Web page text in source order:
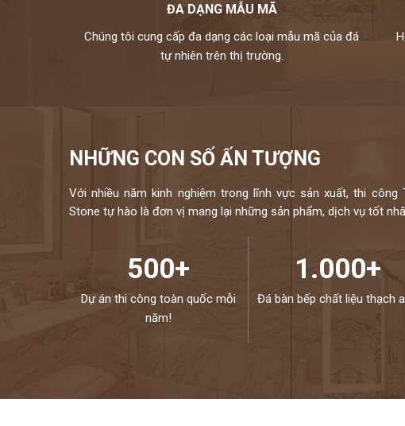
ĐA DẠNG MẪU MÃ
Chúng tôi cung cấp đa dạng các loại mẫu mã của đá
tự nhiên trên thị trường.
NHỮNG CON SỐ ẤN TƯỢNG
Với nhiều năm kinh nghiệm trong lĩnh vực sản xuất, thi công
Stone tự hào là đơn vị mang lại những sản phẩm, dịch vụ tốt
500+
Dự án thi công toàn quốc mỗi
năm!
1.000+
Đá bàn bếp chất liệu thạch